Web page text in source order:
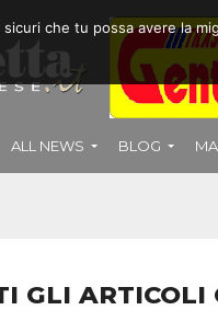
ALL NEWS BLOG
GLI ARTICOLI
che tu possa avere la